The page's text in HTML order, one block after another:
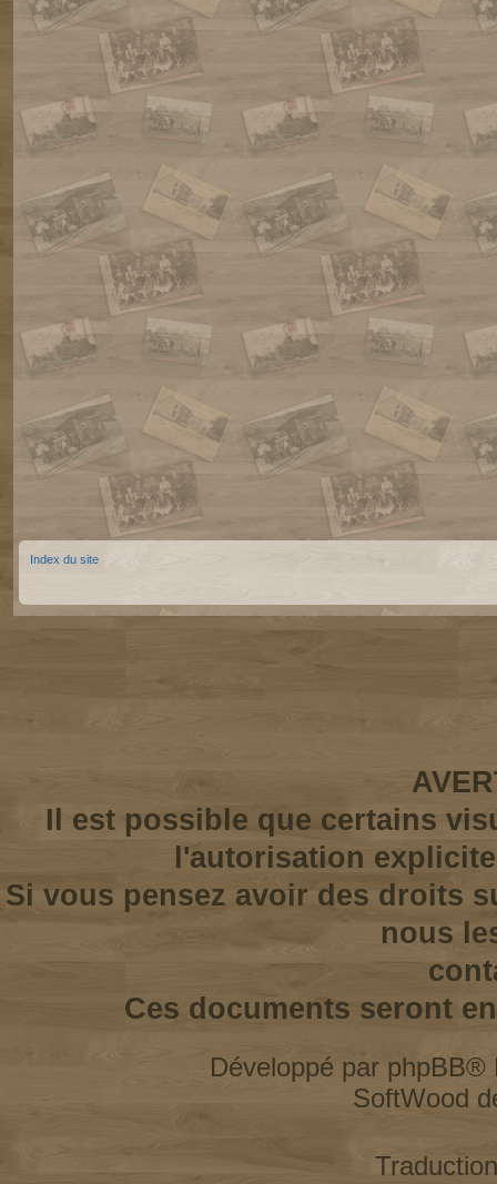
Index du site
Il est possible que certains
l'autorisation
Si vous pensez avoir des droits
nous
Ces documents seront
Développé par phpBB®
SoftWood